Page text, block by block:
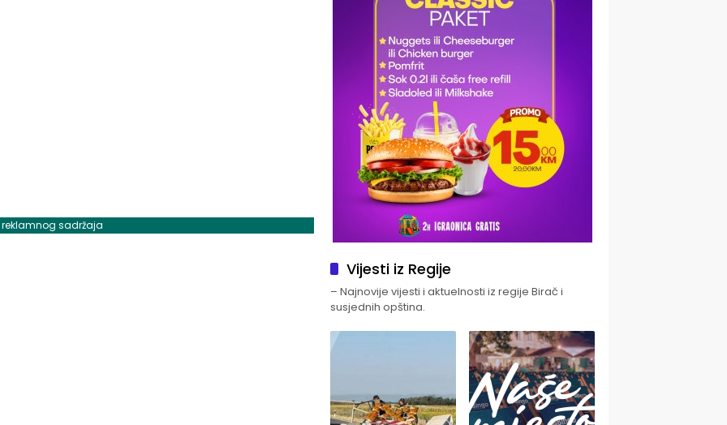
reklamnog sadržaja
Vijesti iz Regije
– Najnovije vijesti i aktuelnosti iz regije Birač i
susjednih opština.